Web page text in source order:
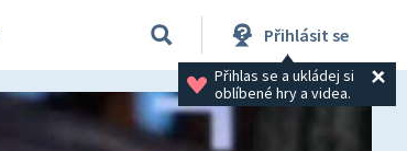
Přihlásit se
Přihlas se a ukládej si
oblíbené hry a videa.